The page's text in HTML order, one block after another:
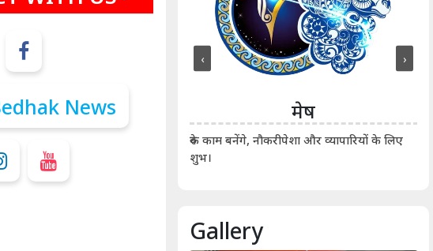
जल्दबाजी नहीं दिखाए। कानूनी वाद-
बचे।
मेष
रुके काम बनेंगे, नौकरीपेशा और व्यापारियों के लिए
शुभ।
‹ ›
Gallery